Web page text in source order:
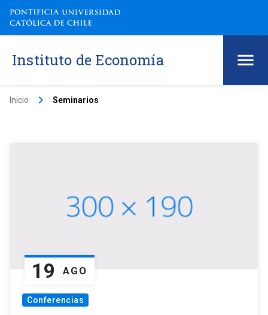
Instituto de Economía
Inicio keyboard_arrow_right Seminarios
19 AGO
Conferencias